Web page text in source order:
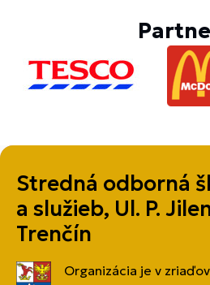
Stredná odborná
a služieb, Ul. P.
Trenčín
Organizácia je v